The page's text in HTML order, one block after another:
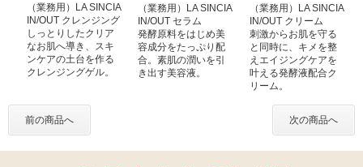
（業務用）LA SINCIA
IN/OUT クレンジング
しっとりしたクリア
なお肌へ導き、スキ
ンケアの土台を作る
クレンジングゲル。
（業務用）LA SINCIA
IN/OUT セラム
発酵原料をはじめ美
容成分をたっぷり配
合。素肌の潤いを引
き出す美容液。
（業務用）LA SINCIA
IN/OUT クリーム
刺激からお肌を守る
と同時に、キメを整
えエイジングケアを
叶える発酵液配合ク
リーム。
前の商品へ 次の商品へ